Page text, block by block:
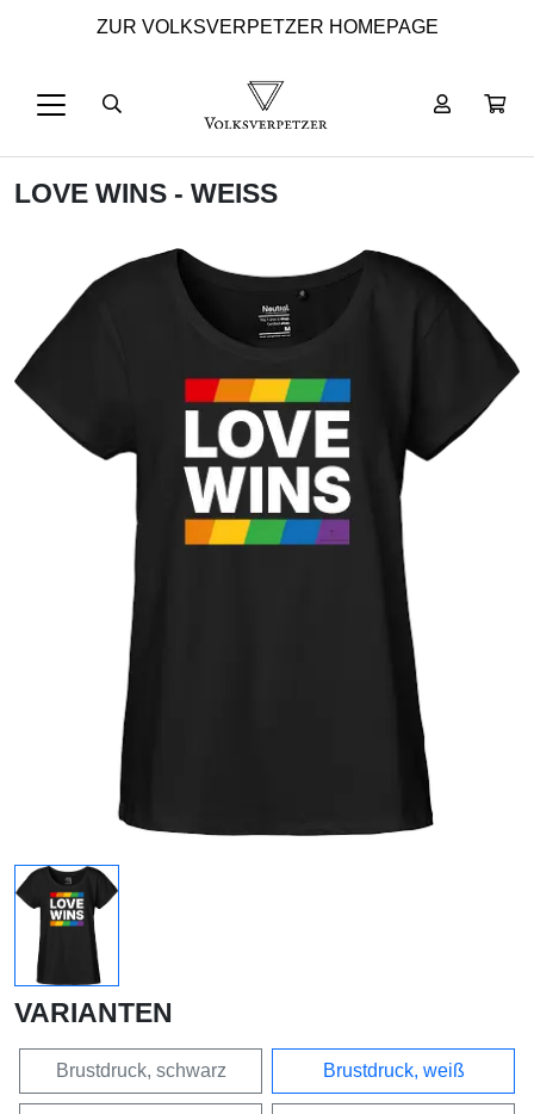
ZUR VOLKSVERPETZER HOMEPAGE
LOVE WINS - WEISS
VARIANTEN
Brustdruck, schwarz Brustdruck, weiß